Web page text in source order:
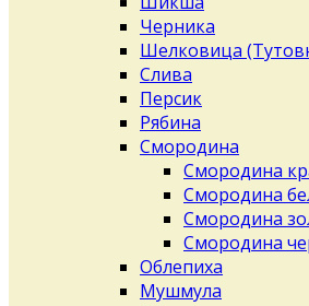
Черника
Шелковица
Слива
Персик
Рябина
Смородина
Смородина
Смородина
Смородина
Смородина
Облепиха
Мушмула